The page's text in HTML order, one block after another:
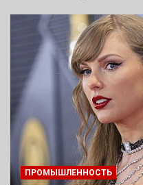
ПРОМЫШЛЕННОСТЬ